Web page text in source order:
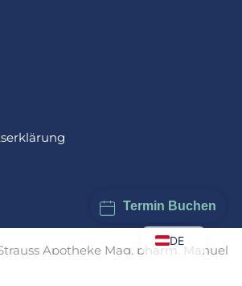
Apotheke Mag. pharm. Manuel
DE
Termin Buchen